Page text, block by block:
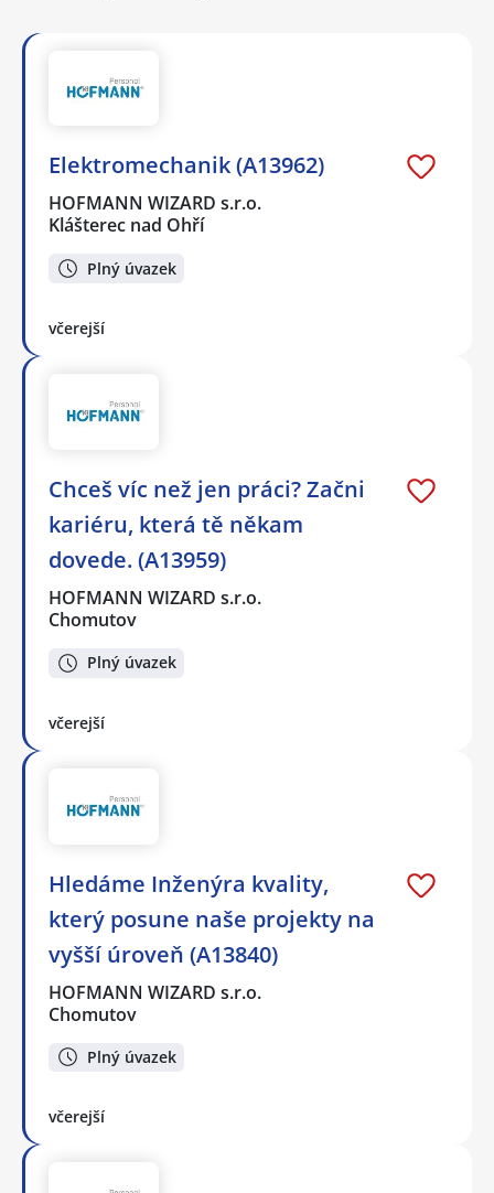
Elektromechanik (A13962)
HOFMANN WIZARD s.r.o.
Klášterec nad Ohří
Plný úvazek
včerejší
Chceš víc než jen práci? Začni
kariéru, která tě někam
dovede. (A13959)
HOFMANN WIZARD s.r.o.
Chomutov
Plný úvazek
včerejší
Hledáme Inženýra kvality,
který posune naše projekty na
vyšší úroveň (A13840)
HOFMANN WIZARD s.r.o.
Chomutov
Plný úvazek
včerejší